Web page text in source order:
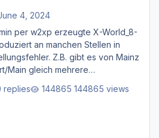
4, 2024
per w2xp erzeugte X-World_8-
an manchen Stellen in
Z.B. gibt es von Mainz
Main gleich mehrere
Brücke
replies 144865 views